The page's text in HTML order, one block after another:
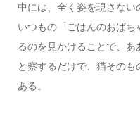
中には、全く姿を現さない
いつもの「ごはんのおば
るのを見かけることで、
と察するだけで、猫その
ある。